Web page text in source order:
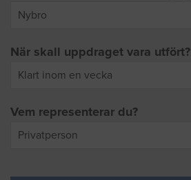
När skall uppdraget vara utfört?
Vem representerar du?